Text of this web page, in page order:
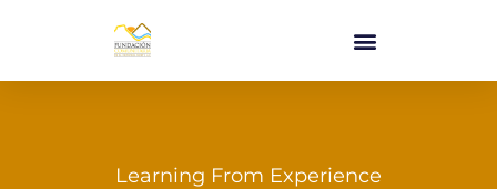
Learning From Experience